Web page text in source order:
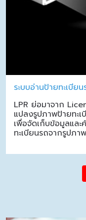
ระบบอ่านป้ายทะเบีย
LPR ย่อมาจาก
แปลงรูปภาพป้ายทะ
เพื่อจัดเก็บข้อมูลและ
ทะเบียนรถจากรูปภา